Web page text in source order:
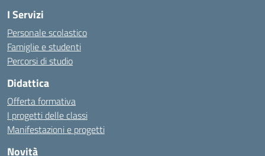
I Servizi
Personale scolastico
Famiglie e studenti
Percorsi di studio
Didattica
Offerta formativa
I progetti delle classi
Manifestazioni e progetti
Novità